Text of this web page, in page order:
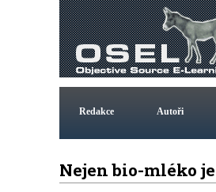
Redakce Autoři
Nejen bio-mléko